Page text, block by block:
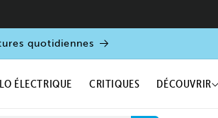
quotidiennes
ÉLECTRIQUE CRITIQUES DÉCOUVRIR